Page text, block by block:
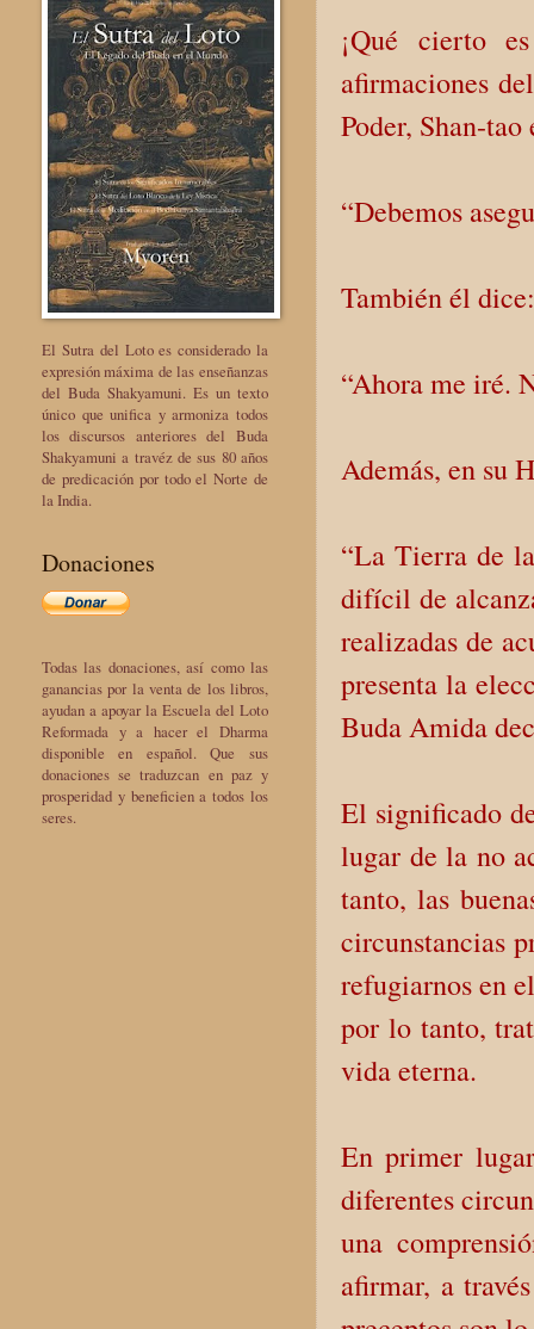
¡Qué cierto
afirmaciones
Poder, Shan-
“Debemos
También él dice:
“Ahora me iré.
Además, en su
“La Tierra de
difícil de
realizadas de
presenta la
Buda Amida
El significado
lugar de la no
tanto, las
circunstancias
refugiarnos en
por lo tanto,
vida eterna.
En primer
diferentes
una
afirmar, a
El Sutra del Loto es considerado la
expresión máxima de las enseñanzas
del Buda Shakyamuni. Es un texto
único que unifica y armoniza todos
los discursos anteriores del Buda
Shakyamuni a travéz de sus 80 años
de predicación por todo el Norte de
la India.
Donaciones
Todas las donaciones, así como las
ganancias por la venta de los libros,
ayudan a apoyar la Escuela del Loto
Reformada y a hacer el Dharma
disponible en español. Que sus
donaciones se traduzcan en paz y
prosperidad y beneficien a todos los
seres.